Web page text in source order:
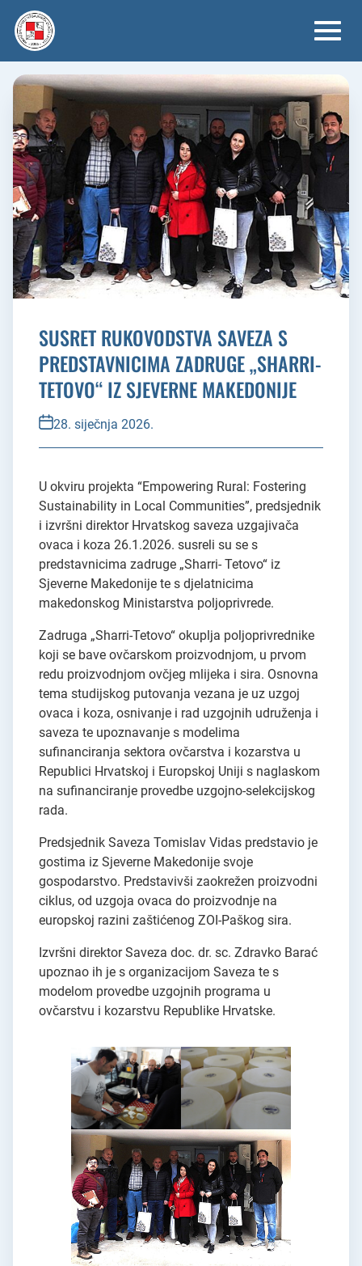
content
SUSRET RUKOVODSTVA SAVEZA S
PREDSTAVNICIMA ZADRUGE „SHARRI-
TETOVO“ IZ SJEVERNE MAKEDONIJE
28. siječnja 2026.
U okviru projekta “Empowering Rural: Fostering
Sustainability in Local Communities”, predsjednik
i izvršni direktor Hrvatskog saveza uzgajivača
ovaca i koza 26.1.2026. susreli su se s
predstavnicima zadruge „Sharri- Tetovo“ iz
Sjeverne Makedonije te s djelatnicima
makedonskog Ministarstva poljoprivrede.
Zadruga „Sharri-Tetovo“ okuplja poljoprivrednike
koji se bave ovčarskom proizvodnjom, u prvom
redu proizvodnjom ovčjeg mlijeka i sira. Osnovna
tema studijskog putovanja vezana je uz uzgoj
ovaca i koza, osnivanje i rad uzgojnih udruženja i
saveza te upoznavanje s modelima
sufinanciranja sektora ovčarstva i kozarstva u
Republici Hrvatskoj i Europskoj Uniji s naglaskom
na sufinanciranje provedbe uzgojno-selekcijskog
rada.
Predsjednik Saveza Tomislav Vidas predstavio je
gostima iz Sjeverne Makedonije svoje
gospodarstvo. Predstavivši zaokrežen proizvodni
ciklus, od uzgoja ovaca do proizvodnje na
europskoj razini zaštićenog ZOI-Paškog sira.
Izvršni direktor Saveza doc. dr. sc. Zdravko Barać
upoznao ih je s organizacijom Saveza te s
modelom provedbe uzgojnih programa u
ovčarstvu i kozarstvu Republike Hrvatske.